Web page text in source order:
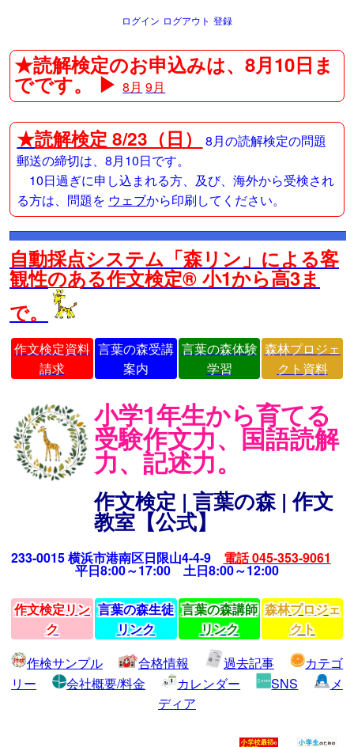
ログイン ログアウト 登録
★読解検定のお申込みは、8月10日ま
でです。 ▶8月 9月
★読解検定 8/23（日）
8月の読解検定の問題
郵送の締切は、8月10日です。
10日過ぎに申し込まれる方、及び、海外から受検され
る方は、問題を ウェブから印刷してください。
自動採点システム「森リン」による客
観性のある作文検定® 小1から高3ま
で。
作文検定資料
請求
言葉の森受講
案内
言葉の森体験
学習
森林プロジェ
クト資料
小学1年生から育てる
受験作文力、国語読解
力、記述力。
作文検定 | 言葉の森 | 作文
教室【公式】
233-0015 横浜市港南区日限山4-4-9 電話 045-353-9061
平日8:00～17:00 土日8:00～12:00
作文検定リン
ク
言葉の森生徒
リンク
言葉の森講師
リンク
森林プロジェ
クト
作検サンプル
合格情報 過去記事
カテゴ
リー
会社概要/料金 カレンダー SNS
メ
ディア